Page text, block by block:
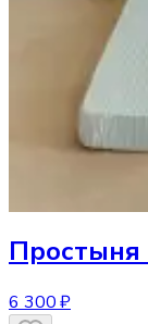
Простыня
6 300 ₽